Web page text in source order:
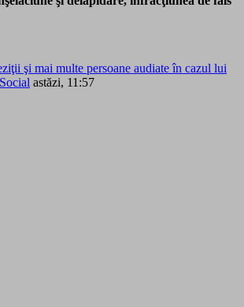
şi mai multe persoane audiate în cazul lui
Social astăzi, 11:57